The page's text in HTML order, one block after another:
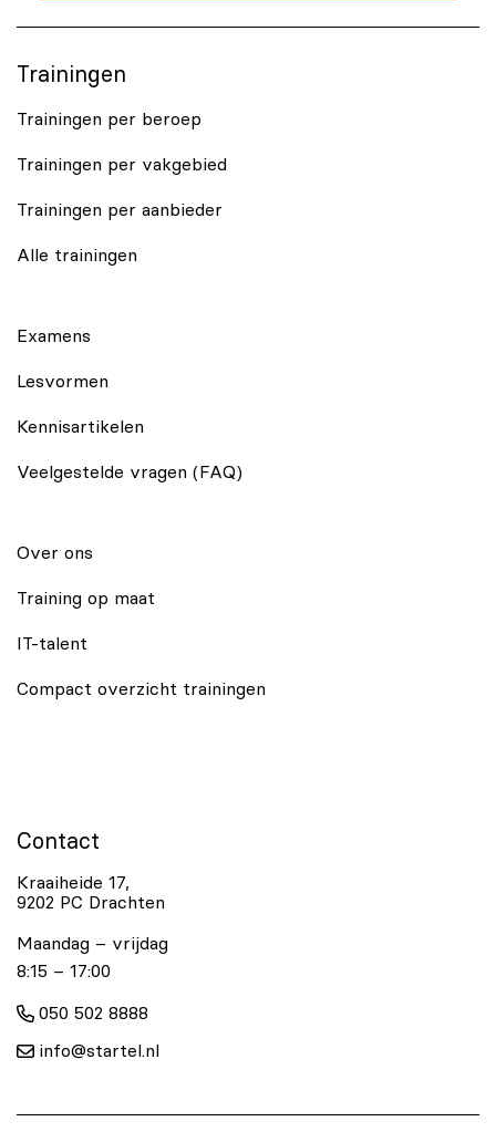
Trainingen
Trainingen per beroep
Trainingen per vakgebied
Trainingen per aanbieder
Alle trainingen
Examens
Lesvormen
Kennisartikelen
Veelgestelde vragen (FAQ)
Over ons
Training op maat
IT-talent
Compact overzicht trainingen
Contact
Kraaiheide 17,
9202 PC Drachten
Maandag – vrijdag
8:15 – 17:00
050 502 8888
info@startel.nl